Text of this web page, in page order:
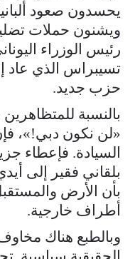
يحسدون صعود
ويشنون حملات
رئيس الوزراء
تسيبراس الذي عاد
حزب جديد.
بالنسبة
«لن نكون دبي!»،
السيادة. فإعطاء
بلقاني فقير إلى
بأن الأرض
أطراف خارجية.
وبالطبع هناك مخاوف
الحقيقية سياسية.